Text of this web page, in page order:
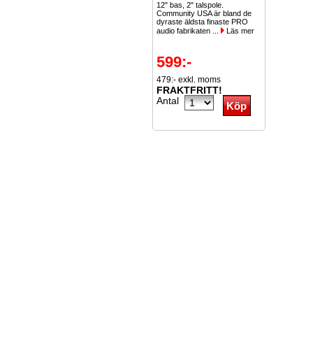
12" bas, 2" talspole.
Community USA är bland de
dyraste äldsta finaste PRO
audio fabrikaten ...
Läs mer
599:-
479:- exkl. moms
FRAKTFRITT!
Antal